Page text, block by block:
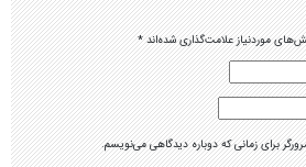
موردنیاز علامت‌گذاری شده‌اند*
برای زمانی که دوباره دیدگاهی می‌نویسم.